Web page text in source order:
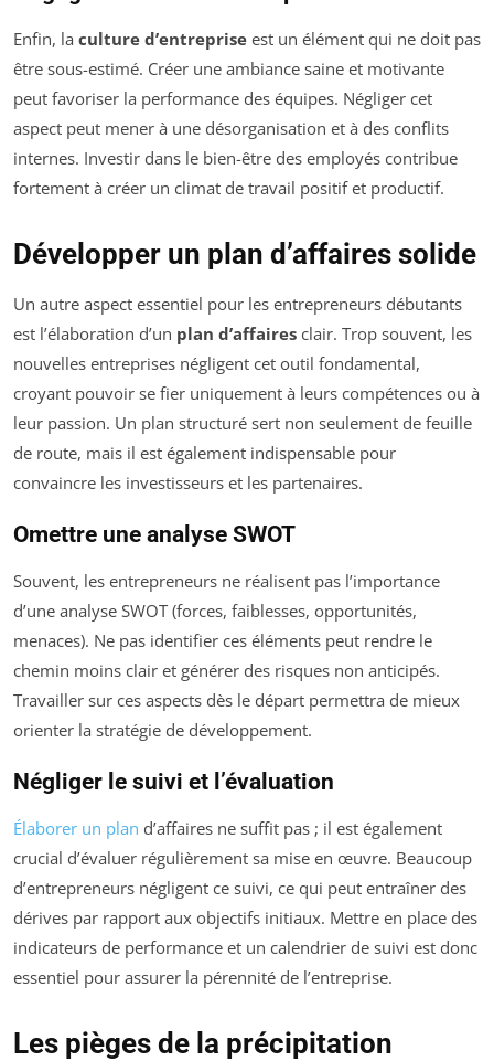
Enfin, la culture d’entreprise est un élément qui ne doit pas
être sous-estimé. Créer une ambiance saine et motivante
peut favoriser la performance des équipes. Négliger cet
aspect peut mener à une désorganisation et à des conflits
internes. Investir dans le bien-être des employés contribue
fortement à créer un climat de travail positif et productif.
Développer un plan d’affaires solide
Un autre aspect essentiel pour les entrepreneurs débutants
est l’élaboration d’un plan d’affaires clair. Trop souvent, les
nouvelles entreprises négligent cet outil fondamental,
croyant pouvoir se fier uniquement à leurs compétences ou à
leur passion. Un plan structuré sert non seulement de feuille
de route, mais il est également indispensable pour
convaincre les investisseurs et les partenaires.
Omettre une analyse SWOT
Souvent, les entrepreneurs ne réalisent pas l’importance
d’une analyse SWOT (forces, faiblesses, opportunités,
menaces). Ne pas identifier ces éléments peut rendre le
chemin moins clair et générer des risques non anticipés.
Travailler sur ces aspects dès le départ permettra de mieux
orienter la stratégie de développement.
Négliger le suivi et l’évaluation
Élaborer un plan d’affaires ne suffit pas ; il est également
crucial d’évaluer régulièrement sa mise en œuvre. Beaucoup
d’entrepreneurs négligent ce suivi, ce qui peut entraîner des
dérives par rapport aux objectifs initiaux. Mettre en place des
indicateurs de performance et un calendrier de suivi est donc
essentiel pour assurer la pérennité de l’entreprise.
Les pièges de la précipitation